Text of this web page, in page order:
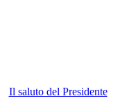
Il saluto del Presidente